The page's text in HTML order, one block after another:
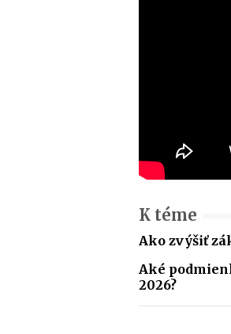
K téme
Ako zvýšiť
Aké
2026?